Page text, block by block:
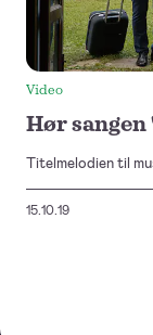
Video
Hør sangen
Titelmelodien til
15.10.19